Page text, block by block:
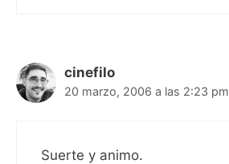
cinefilo
20 marzo, 2006 a las 2:23 pm
Suerte y animo.